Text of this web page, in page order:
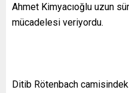
Ahmet Kimyacıoğlu uzun
mücadelesi veriyordu.
Ditib Rötenbach